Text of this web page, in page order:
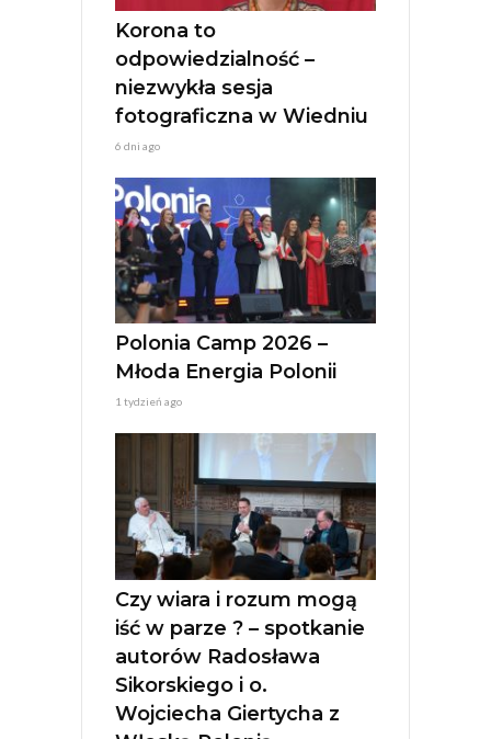
Korona to
odpowiedzialność –
niezwykła sesja
fotograficzna w Wiedniu
6 dni ago
Polonia Camp 2026 –
Młoda Energia Polonii
1 tydzień ago
Czy wiara i rozum mogą
iść w parze ? – spotkanie
autorów Radosława
Sikorskiego i o.
Wojciecha Giertycha z